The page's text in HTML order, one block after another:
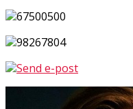
67500500
98267804
Send e-post